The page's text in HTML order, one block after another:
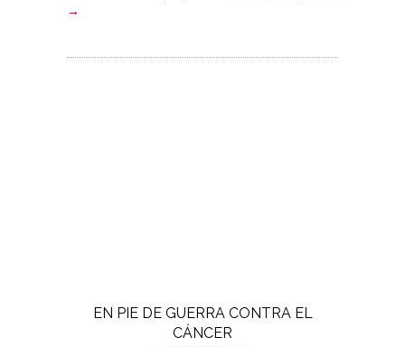
→
EN PIE DE GUERRA CONTRA EL
CÁNCER